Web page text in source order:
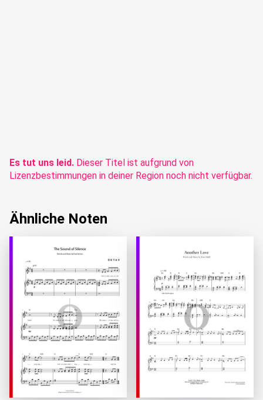
Es tut uns leid. Dieser Titel ist aufgrund von
Lizenzbestimmungen in deiner Region noch nicht verfügbar.
Ähnliche Noten